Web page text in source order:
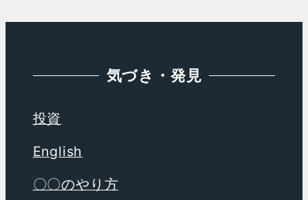
気づき・発見
投資
English
〇〇のやり方